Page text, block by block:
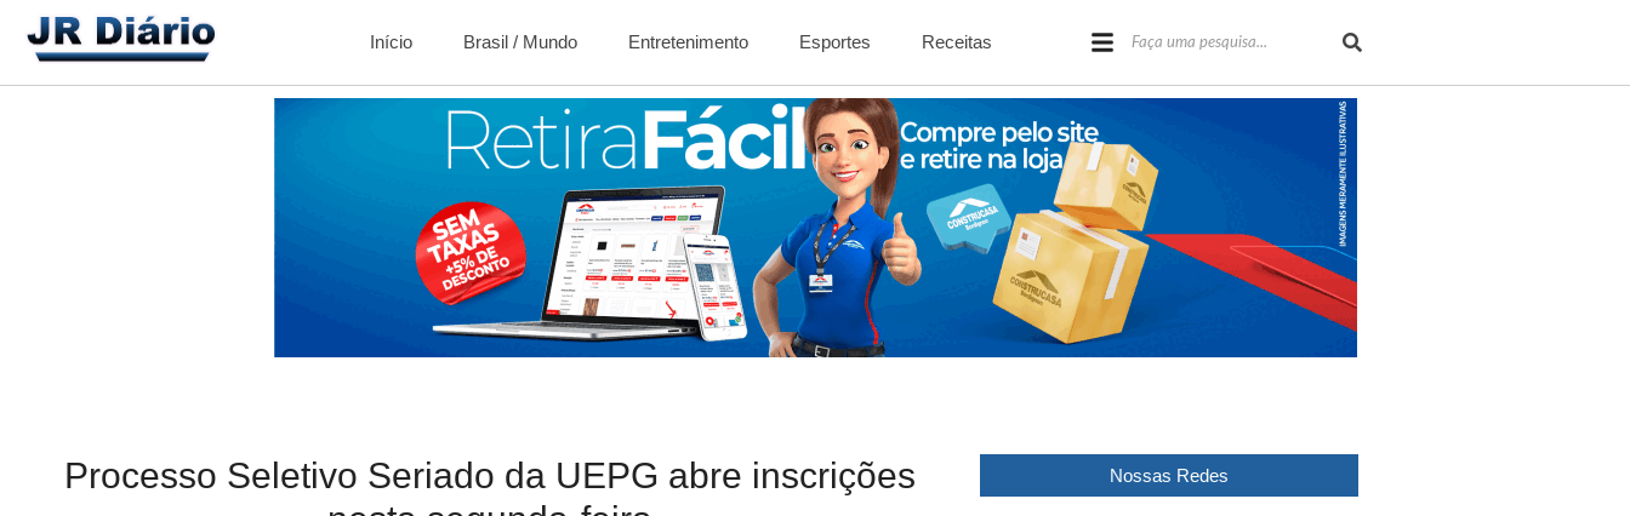
Início Brasil / Mundo Entretenimento Esportes Receitas
Processo Seletivo Seriado da UEPG abre inscrições
Nossas Redes